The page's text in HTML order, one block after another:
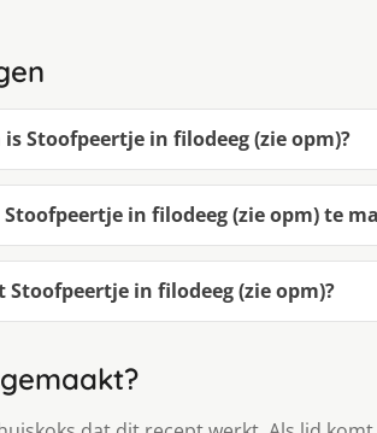
Stoofpeertje in filodeeg (zie opm)?
in filodeeg (zie opm) te
in filodeeg (zie opm)?